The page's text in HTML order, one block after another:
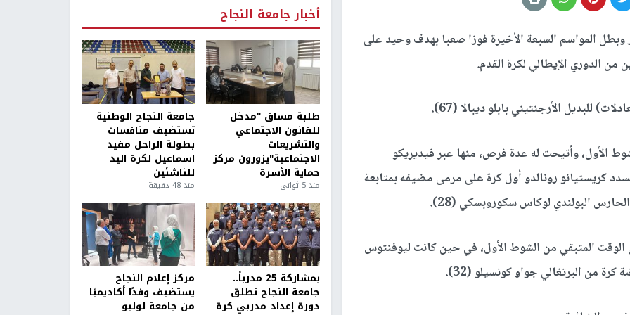
المواسم السبعة الأخيرة فوزا صعبا بهدف وحيد على
من الدوري الإيطالي لكرة القدم.
الأول، وأتيحت له عدة فرص، منها عبر فيديريكو
سانسوني (11)، قبل أن يسدد كريستيانو رونالدو أول كرة على مرمى مضيفه بمتابعة
البولندي لوكاس سكوروبسكي (28).
المتبقي من الشوط الأول، في حين كانت ليوفنتوس
من البرتغالي جواو كونسيلو (32).
أخبار جامعة النجاح
طلبة مساق "مدخل
للقانون الاجتماعي
والتشريعات
الاجتماعية"يزورون مركز
حماية الأسرة
منذ 5 ثواني
جامعة النجاح الوطنية
تستضيف منافسات
بطولة الراحل مفيد
اسماعيل لكرة اليد
للناشئين
منذ 48 دقيقة
بمشاركة 25 مدرباً..
جامعة النجاح تطلق
دورة إعداد مدربي كرة
مركز إعلام النجاح
يستضيف وفدًا أكاديميًا
من جامعة لوليو